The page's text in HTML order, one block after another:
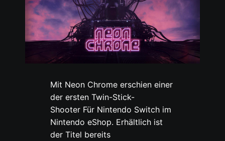
Mit Neon Chrome erschien einer
der ersten Twin-Stick-
Shooter Für Nintendo Switch im
Nintendo eShop. Erhältlich ist
der Titel bereits